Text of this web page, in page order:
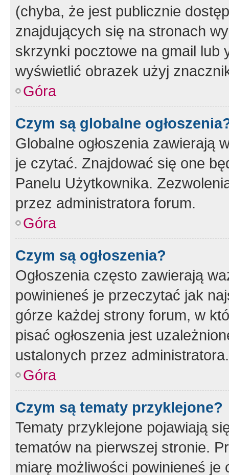
(chyba, że jest publicznie
znajdujących się na stronach
skrzynki pocztowe na gmail lub
wyświetlić obrazek użyj
Góra
Czym są globalne
Globalne ogłoszenia zawierają
je czytać. Znajdować się one
Panelu Użytkownika.
przez administratora forum.
Góra
Czym są ogłoszenia?
Ogłoszenia często zawierają
powinieneś je przeczytać jak
górze każdej strony forum, w
pisać ogłoszenia jest
ustalonych przez administratora.
Góra
Czym są tematy przyklejone?
Tematy przyklejone pojawiają
tematów na pierwszej stronie.
miarę możliwości powinieneś je